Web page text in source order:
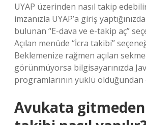
UYAP üzerinden nasıl takip
imzanızla UYAP’a giriş
bulunan “E-dava ve e-takip aç”
Açılan menüde “İcra takibi”
Beklemenize rağmen açılan
görünmüyorsa bilgisayarınızda
programlarının yüklü
Avukata